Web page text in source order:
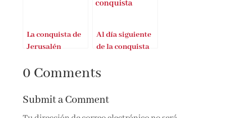
de campaña
Jerusalén
de la conquista
0 Comments